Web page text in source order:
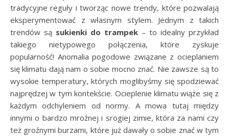
tradycyjne reguły i tworząc nowe trendy, które pozwalają
eksperymentować z własnym stylem. Jednym z takich
trendów są sukienki do trampek – to idealny przykład
takiego nietypowego połączenia, które zyskuje
popularność! Anomalia pogodowe związane z ocieplaniem
się klimatu dają nam o sobie mocno znać. Nie zawsze są to
wysokie temperatury, których moglibyśmy się spodziewać
najprędzej w tym kontekście. Ocieplenie klimatu wiąże się z
każdym odchyleniem od normy. A mowa tutaj między
innymi o bardzo mroźnej i srogiej zimie, która za nami czy
też groźnymi burzami, które już dawały o sobie znać w tym